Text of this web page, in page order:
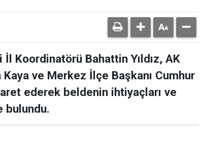
Koordinatörü Bahattin Yıldız, AK
ve Merkez İlçe Başkanı Cumhur
ederek beldenin ihtiyaçları ve
bulundu.